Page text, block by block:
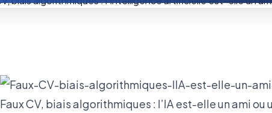
Faux CV, biais algorithmiques : l’IA est-elle un ami ou